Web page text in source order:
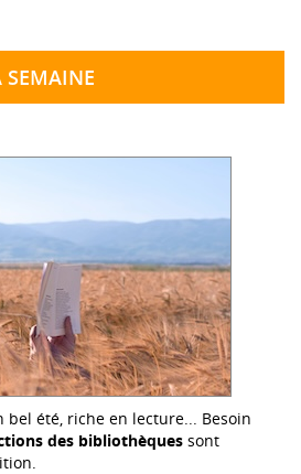
SEMAINE
bel été, riche en lecture... Besoin
des bibliothèques sont